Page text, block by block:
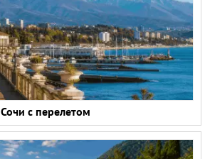
Сочи с перелетом